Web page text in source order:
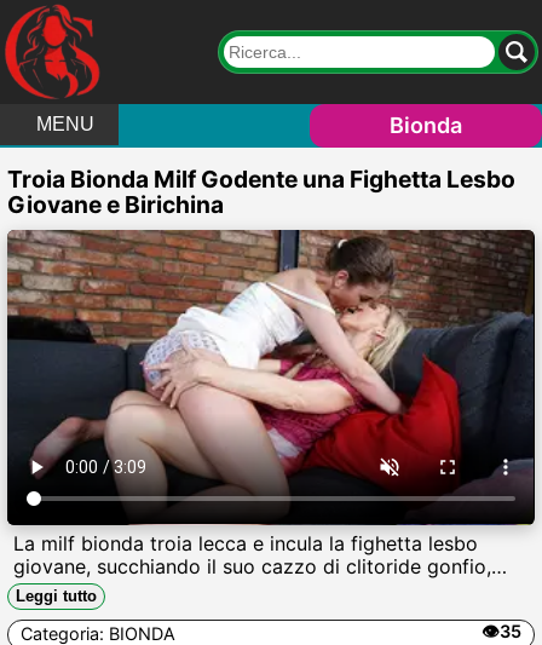
MENU Bionda
Troia Bionda Milf Godente una Fighetta Lesbo
Giovane e Birichina
La milf bionda troia lecca e incula la fighetta lesbo
giovane, succhiando il suo cazzo di clitoride gonfio,
facendola pisciare di goduria mentre si scopa a forbice
con le cosce bagnate di sborra lesbica.
Leggi tutto
Categoria: BIONDA 👁️35